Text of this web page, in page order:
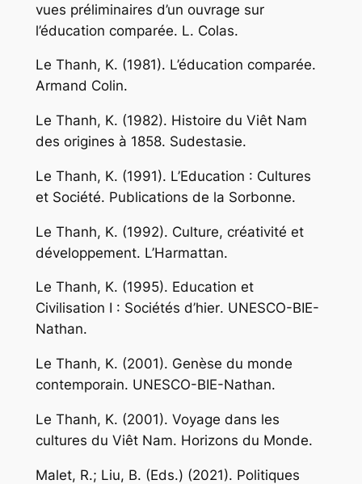
vues préliminaires d’un ouvrage sur
l’éducation comparée. L. Colas.
Le Thanh, K. (1981). L’éducation comparée.
Armand Colin.
Le Thanh, K. (1982). Histoire du Viêt Nam
des origines à 1858. Sudestasie.
Le Thanh, K. (1991). L’Education : Cultures
et Société. Publications de la Sorbonne.
Le Thanh, K. (1992). Culture, créativité et
développement. L’Harmattan.
Le Thanh, K. (1995). Education et
Civilisation I : Sociétés d’hier. UNESCO-BIE-
Nathan.
Le Thanh, K. (2001). Genèse du monde
contemporain. UNESCO-BIE-Nathan.
Le Thanh, K. (2001). Voyage dans les
cultures du Viêt Nam. Horizons du Monde.
Malet, R.; Liu, B. (Eds.) (2021). Politiques